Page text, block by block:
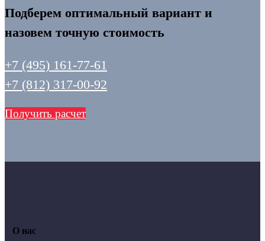
Подберем оптимальный вариант и
назовем точную стоимость
+7 (495) 161-77-61
+7 (812) 317-00-92
Получить расчет
О нас